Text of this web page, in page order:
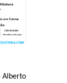
Alberto